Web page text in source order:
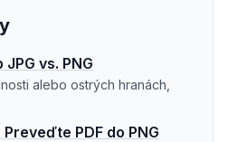
vs. PNG
alebo ostrých hranách,
PDF do PNG